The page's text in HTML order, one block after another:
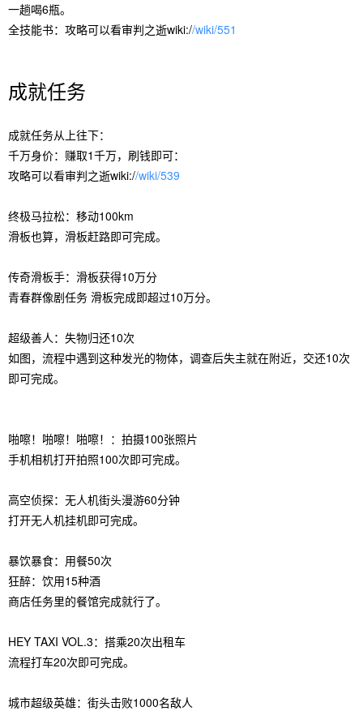
一趟喝6瓶。
全技能书：攻略可以看审判之逝wiki://wiki/551
成就任务
成就任务从上往下：
千万身价：赚取1千万，刷钱即可：
攻略可以看审判之逝wiki://wiki/539
终极马拉松：移动100km
滑板也算，滑板赶路即可完成。
传奇滑板手：滑板获得10万分
青春群像剧任务 滑板完成即超过10万分。
超级善人：失物归还10次
如图，流程中遇到这种发光的物体，调查后失主就在附近，交还10次
即可完成。
啪嚓！啪嚓！啪嚓！：拍摄100张照片
手机相机打开拍照100次即可完成。
高空侦探：无人机街头漫游60分钟
打开无人机挂机即可完成。
暴饮暴食：用餐50次
狂醉：饮用15种酒
商店任务里的餐馆完成就行了。
HEY TAXI VOL.3：搭乘20次出租车
流程打车20次即可完成。
城市超级英雄：街头击败1000名敌人